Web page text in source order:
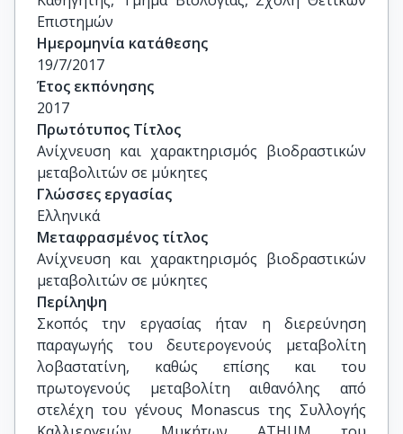
Επιστημών
Ημερομηνία κατάθεσης
19/7/2017
Έτος εκπόνησης
2017
Πρωτότυπος Τίτλος
Ανίχνευση και χαρακτηρισμός βιοδραστικών
μεταβολιτών σε μύκητες
Γλώσσες εργασίας
Ελληνικά
Μεταφρασμένος τίτλος
Ανίχνευση και χαρακτηρισμός βιοδραστικών
μεταβολιτών σε μύκητες
Περίληψη
Σκοπός την εργασίας ήταν η διερεύνηση
παραγωγής του δευτερογενούς μεταβολίτη
λοβαστατίνη, καθώς επίσης και του
πρωτογενούς μεταβολίτη αιθανόλης από
στελέχη του γένους Monascus της Συλλογής